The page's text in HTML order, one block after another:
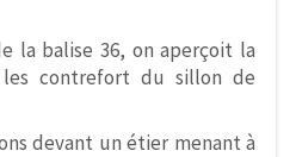
la balise 36, on aperçoit la
contrefort du sillon de
devant un étier menant à